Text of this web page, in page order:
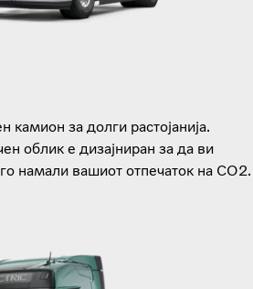
камион за долги растојанија.
облик е дизајниран за да ви
намали вашиот отпечаток на CO2.